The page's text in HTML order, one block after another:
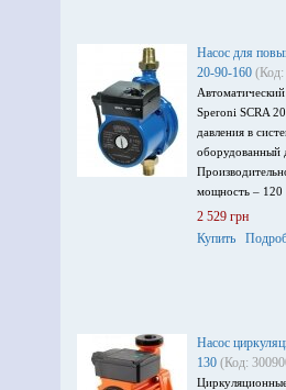
Насос для
20-90-160 (Код:
Speroni SCRA
давления в
оборудованный
мощность – 120
2 529 грн
Купить
Насос
130 (Код: